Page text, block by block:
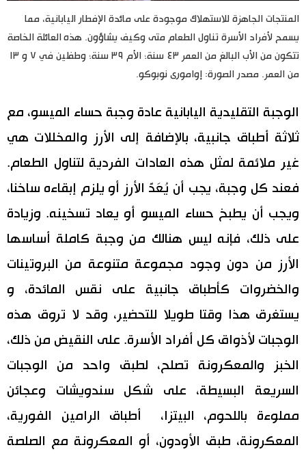
المنتجات الجاهزة للاستهلاك موجودة على مائدة الإفطار اليابانية، مما
يسمح لأفراد الأسرة تناول الطعام متى وكيف يشاؤون. هذه العائلة الخاصة
تتكون من الأب البالغ من العمر ٤٣ سنة؛ الأم ٣٩ سنة؛ وطفلين في ٧ و ١٣
من العمر. مصدر الصورة: إوامورى نوبوكو.
الوجبة التقليدية اليابانية عادة وجبة حساء الميسو، مع
ثلاثة أطباق جانبية، بالإضافة إلى الأرز والمخللات هي
غير ملائمة لمثل هذه العادات الفردية لتناول الطعام.
فعند كل وجبة، يجب أن يُعَدَّ الأرز أو يلزم إبقاءه ساخنا،
ويجب أن يطبخ حساء الميسو أو يعاد تسخينه. وزيادة
على ذلك، فإنه ليس هنالك من وجبة كاملة أساسها
الأرز من دون وجود مجموعة متنوعة من البروتينات
والخضروات كأطباق جانبية على نقس المائدة، و
يستغرق هذا وقتا طويلا للتحضير، وقد لا تروق هذه
الوجبات لأذواق كل أفراد الأسرة. على النقيض من ذلك،
الخبز والمعكرونة تصلح، لطبق واحد من الوجبات
السريعة البسيطة، على شكل سندويشات وعجائن
مملوءة باللحوم، البيتزا، أطباق الرامين الفورية،
المعكرونة، طبق الأودون، أو المعكرونة مع الصلصة